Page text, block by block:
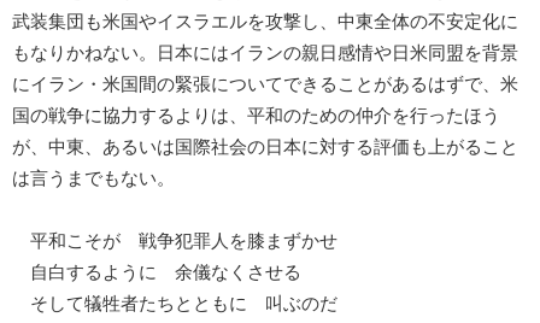
武装集団も米国やイスラエルを攻撃し、中東全体の不安定化に
もなりかねない。日本にはイランの親日感情や日米同盟を背景
にイラン・米国間の緊張についてできることがあるはずで、米
国の戦争に協力するよりは、平和のための仲介を行ったほう
が、中東、あるいは国際社会の日本に対する評価も上がること
は言うまでもない。
平和こそが 戦争犯罪人を膝まずかせ
自白するように 余儀なくさせる
そして犠牲者たちとともに 叫ぶのだ